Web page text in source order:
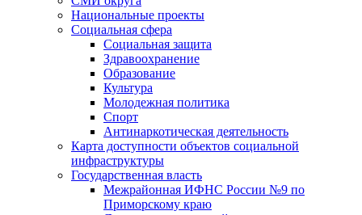
Национальные проекты
Социальная сфера
Социальная защита
Здравоохранение
Образование
Культура
Молодежная политика
Спорт
Антинаркотическая деятельность
Карта доступности объектов социальной
инфраструктуры
Государственная власть
Межрайонная ИФНС России №9 по
Приморскому краю